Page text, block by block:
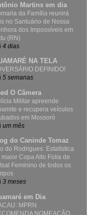
Martins em dia
da Família reunirá
no Santuário de Nossa
dos Impossíveis em
(RN)
4 dias
NA TELA
DEFINIDO!
5 semanas
O Câmera
Militar apreende
e recupera veículos
em Mossoró
um mês
do Caninde Tomaz
do Rodrigues: Estatística
maior Copa Alto Folia de
Feminino de todos os
3 meses
em Dia
MPRN
NOMEAÇÃO